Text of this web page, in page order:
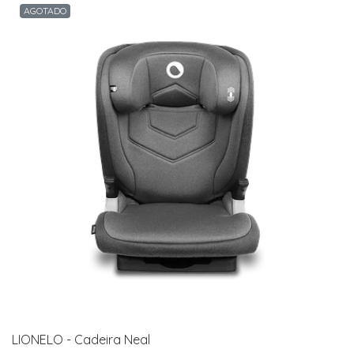
AGOTADO
LIONELO - Cadeira Neal